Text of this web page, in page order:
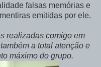
falsas memórias e
emitidas por ele.
realizadas comigo em
a total atenção e
máximo do grupo.